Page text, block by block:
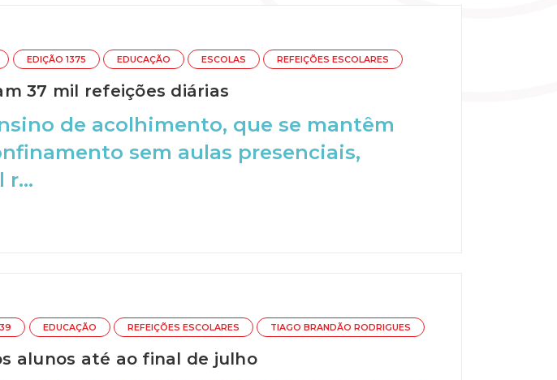
EDIÇÃO 1375 EDUCAÇÃO ESCOLAS REFEIÇÕES ESCOLARES
37 mil refeições diárias
de acolhimento, que se mantêm
sem aulas presenciais,
r...
EDUCAÇÃO REFEIÇÕES ESCOLARES TIAGO BRANDÃO RODRIGUES
alunos até ao final de julho